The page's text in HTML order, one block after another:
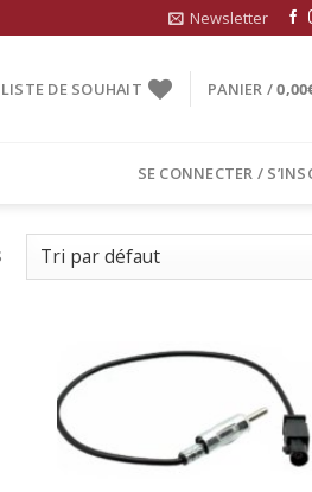
Newsletter
LISTE DE SOUHAIT PANIER /0,00
SE CONNECTER /
à la